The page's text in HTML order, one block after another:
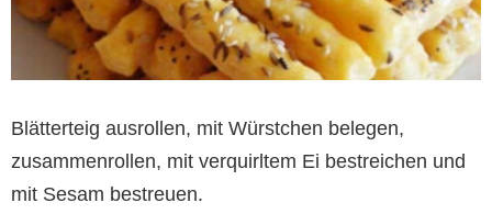
Blätterteig ausrollen, mit Würstchen belegen,
zusammenrollen, mit verquirltem Ei bestreichen und
mit Sesam bestreuen.